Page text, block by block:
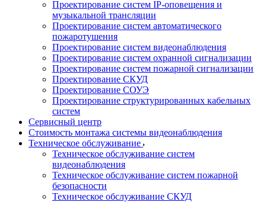
Проектирование систем IP-оповещения и
музыкальной трансляции
Проектирование систем автоматического
пожаротушения
Проектирование систем видеонаблюдения
Проектирование систем охранной сигнализации
Проектирование систем пожарной сигнализации
Проектирование СКУД
Проектирование СОУЭ
Проектирование структурированных кабельных
систем
Сервисный центр
Стоимость монтажа системы видеонаблюдения
Техническое обслуживание
Техническое обслуживание систем
видеонаблюдения
Техническое обслуживание систем пожарной
безопасности
Техническое обслуживание СКУД